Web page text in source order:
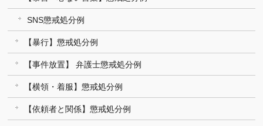
SNS懲戒処分例
【暴行】懲戒処分例
【事件放置】 弁護士懲戒処分例
【横領・着服】懲戒処分例
【依頼者と関係】懲戒処分例